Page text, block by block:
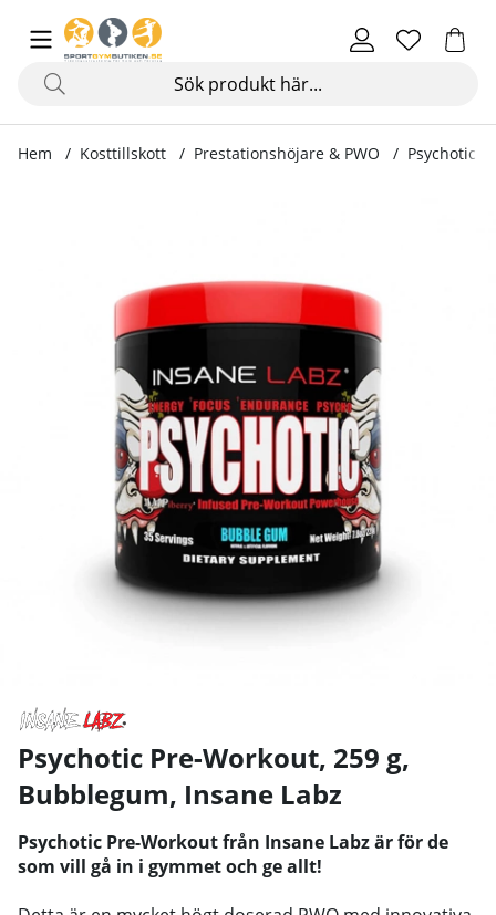
Hem Kosttillskott Prestationshöjare & PWO Psychotic
Psychotic Pre-Workout, 259 g,
Bubblegum, Insane Labz
Psychotic Pre-Workout från Insane Labz är för de
som vill gå in i gymmet och ge allt!